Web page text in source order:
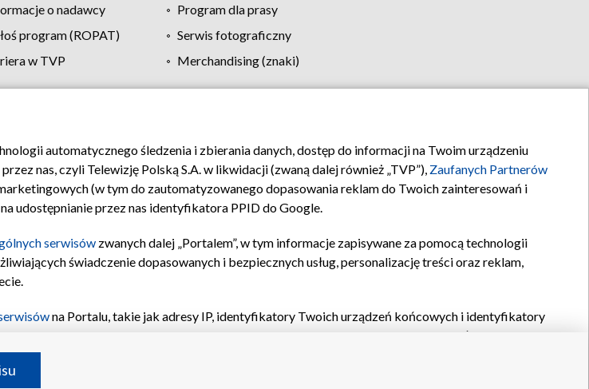
o nadawcy
Program dla prasy
program (ROPAT)
Serwis fotograficzny
w TVP
Merchandising (znaki)
Moje zgody Pomoc Biuro reklamy Kontakt
automatycznego śledzenia i zbierania danych, dostęp do informacji na Twoim urządzeniu
nas, czyli Telewizję Polską S.A. w likwidacji (zwaną dalej również „TVP”), Zaufanych Partnerów
(w tym do zautomatyzowanego dopasowania reklam do Twoich zainteresowań i
udostępnianie przez nas identyfikatora PPID do Google.
serwisów zwanych dalej „Portalem”, w tym informacje zapisywane za pomocą technologii
świadczenie dopasowanych i bezpiecznych usług, personalizację treści oraz reklam,
na Portalu, takie jak adresy IP, identyfikatory Twoich urządzeń końcowych i identyfikatory
oraz pozostałych
na urządzeniu lub dostęp do nich, wyboru podstawowych reklam, wyboru spersonalizowanych
treści, wyboru spersonalizowanych treści, pomiaru wydajności reklam, pomiaru wydajności